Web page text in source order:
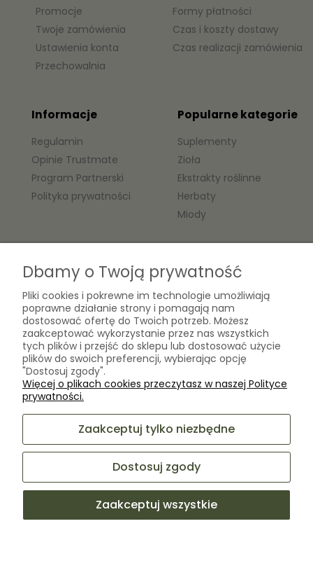
Laboratorium Zielarza Sp. z
o.o.
ul. Kopernika 10A
05-825 Grodzisk Mazowiecki
sklep@laboratoriumzielarza.pl
Promocje
Twoje zamówienia
Ustawienia konta
Przechowalnia
Formy płatności
Czas i koszty dostawy
Czas realizacji zamówienia
Informacje
Regulamin
Opinie Trustmate
Program Partnerski
Polityka prywatności
Popularne kategorie
Suplementy
Zioła
Ekstrakty roślinne
Herbaty
Miody
O nas
Kontakt
Biogram Henryk Różański
Blog
O firmie
Sklep internetowy Shoper Premium
Dbamy o Twoją prywatność
Pliki cookies i pokrewne im technologie umożliwiają
poprawne działanie strony i pomagają nam
dostosować ofertę do Twoich potrzeb. Możesz
zaakceptować wykorzystanie przez nas wszystkich
tych plików i przejść do sklepu lub dostosować użycie
plików do swoich preferencji, wybierając opcję
"Dostosuj zgody".
Więcej o plikach cookies przeczytasz w naszej Polityce
prywatności.
Zaakceptuj tylko niezbędne
Dostosuj zgody
Zaakceptuj wszystkie